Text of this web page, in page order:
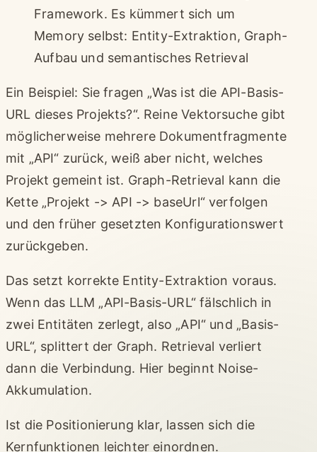
Framework. Es kümmert sich um
Memory selbst: Entity-Extraktion, Graph-
Aufbau und semantisches Retrieval
Ein Beispiel: Sie fragen „Was ist die API-Basis-
URL dieses Projekts?“. Reine Vektorsuche gibt
möglicherweise mehrere Dokumentfragmente
mit „API“ zurück, weiß aber nicht, welches
Projekt gemeint ist. Graph-Retrieval kann die
Kette „Projekt -> API -> baseUrl“ verfolgen
und den früher gesetzten Konfigurationswert
zurückgeben.
Das setzt korrekte Entity-Extraktion voraus.
Wenn das LLM „API-Basis-URL“ fälschlich in
zwei Entitäten zerlegt, also „API“ und „Basis-
URL“, splittert der Graph. Retrieval verliert
dann die Verbindung. Hier beginnt Noise-
Akkumulation.
Ist die Positionierung klar, lassen sich die
Kernfunktionen leichter einordnen.